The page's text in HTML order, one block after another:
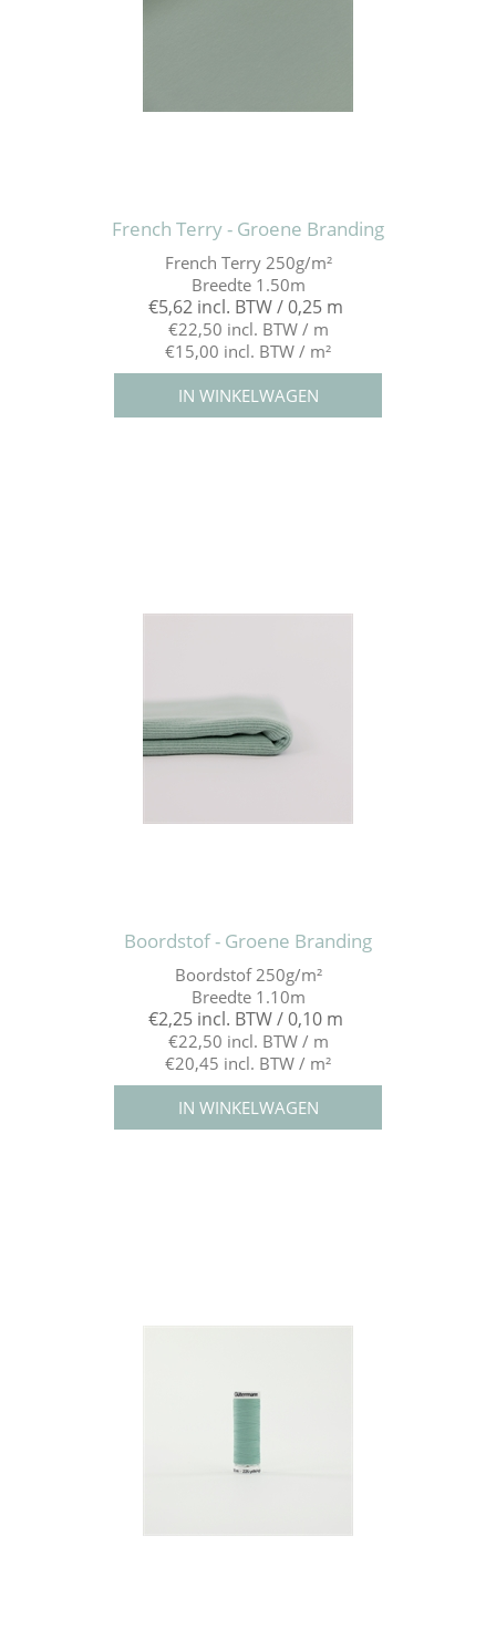
French Terry - Groene Branding
French Terry 250g/m²
Breedte 1.50m
€5,62 incl. BTW / 0,25 m
€22,50 incl. BTW / m
€15,00 incl. BTW / m²
Boordstof - Groene Branding
Boordstof 250g/m²
Breedte 1.10m
€2,25 incl. BTW / 0,10 m
€22,50 incl. BTW / m
€20,45 incl. BTW / m²